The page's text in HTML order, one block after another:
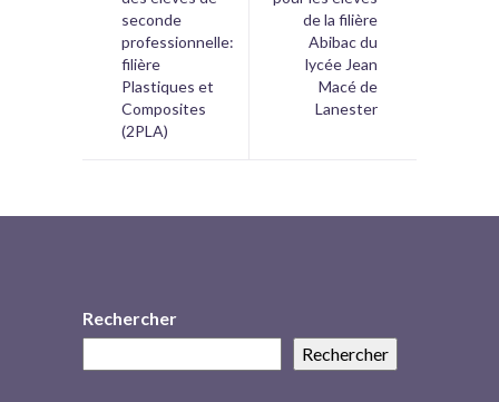
seconde
professionnelle:
filière
Plastiques et
Composites
(2PLA)
de la filière
Abibac du
lycée Jean
Macé de
Lanester
Rechercher
Rechercher